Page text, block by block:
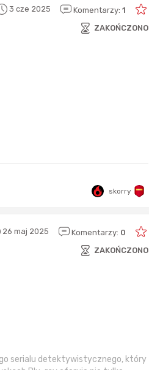
3 cze 2025 Komentarzy: 1
ZAKOŃCZONO
skorry
26 maj 2025 Komentarzy: 0
ZAKOŃCZONO
serialu detektywistycznego, który